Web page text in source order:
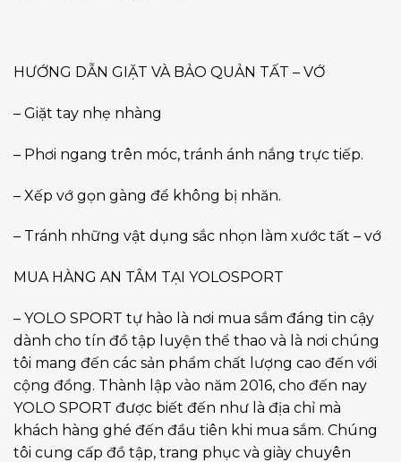
HƯỚNG DẪN GIẶT VÀ BẢO QUẢN TẤT – VỚ
– Giặt tay nhẹ nhàng
– Phơi ngang trên móc, tránh ánh nắng trực tiếp.
– Xếp vớ gọn gàng để không bị nhăn.
– Tránh những vật dụng sắc nhọn làm xước tất – vớ
️MUA HÀNG AN TÂM TẠI YOLOSPORT
– YOLO SPORT tự hào là nơi mua sắm đáng tin cậy
dành cho tín đồ tập luyện thể thao và là nơi chúng
tôi mang đến các sản phẩm chất lượng cao đến với
cộng đồng. Thành lập vào năm 2016, cho đến nay
YOLO SPORT được biết đến như là địa chỉ mà
khách hàng ghé đến đầu tiên khi mua sắm. Chúng
tôi cung cấp đồ tập, trang phục và giày chuyên